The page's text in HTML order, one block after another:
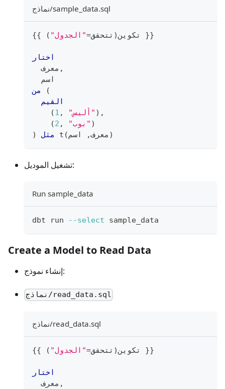
نماذج/sample_data.sql
{{ تكوين( تتحقق="الجدول" ) }}
اختار
  معرف
,
  اسم
من
(
القيم
(1 , "أليس" ) ,
(2 , "بوب" )
)
مثل t ( معرف, اسم )
تشغيل الموديل:
Run sample_data
dbt run --select sample_data
Create a Model to Read Data
إنشاء نموذج:
نماذج/read_data.sql
نماذج/read_data.sql
{{ تكوين( تتحقق="الجدول" ) }}
اختار
  معرف
,